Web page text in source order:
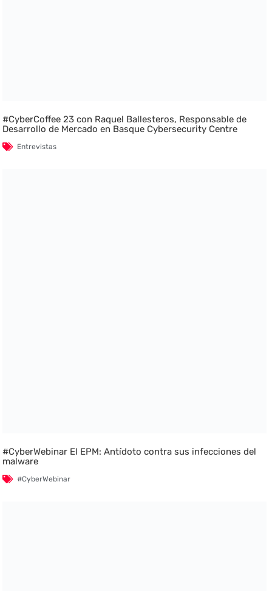
#CyberCoffee 23 con Raquel Ballesteros, Responsable de
Desarrollo de Mercado en Basque Cybersecurity Centre
Entrevistas
#CyberWebinar El EPM: Antídoto contra sus infecciones del
malware
#CyberWebinar